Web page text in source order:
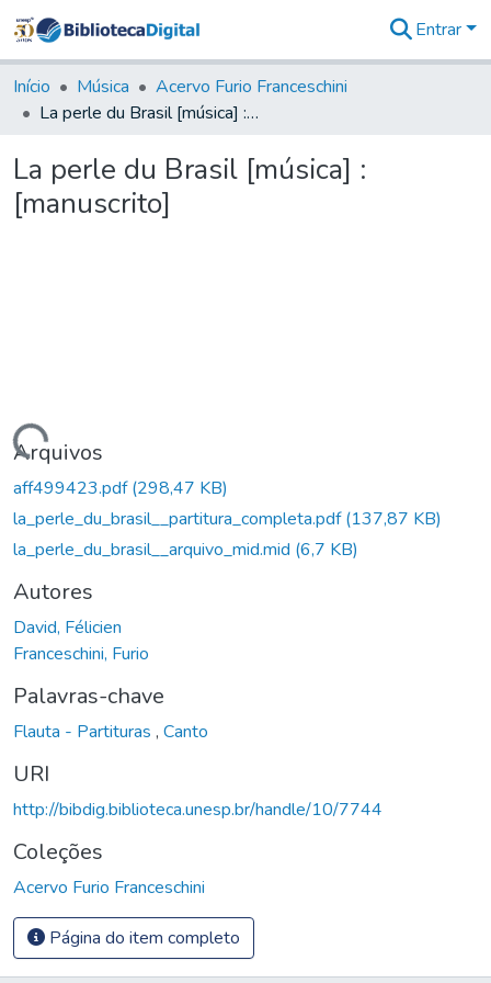
&
Coleções
Tudo na
Digital
Entrar
Início Música
Acervo Furio Franceschini
La perle du Brasil [música] : [manuscrito]
La perle du Brasil [música] :
[manuscrito]
Carregando...
Arquivos
aff499423.pdf(298,47 KB)
la_perle_du_brasil__partitura_completa.pdf(137,87 KB)
la_perle_du_brasil__arquivo_mid.mid (6,7 KB)
Autores
David, Félicien
Franceschini, Furio
Palavras-chave
Flauta - Partituras , Canto
URI
http://bibdig.biblioteca.unesp.br/handle/10/7744
Coleções
Acervo Furio Franceschini
Página do item completo